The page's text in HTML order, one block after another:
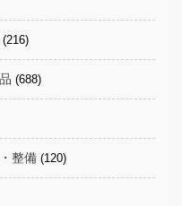
(216)
(688)
整備 (120)